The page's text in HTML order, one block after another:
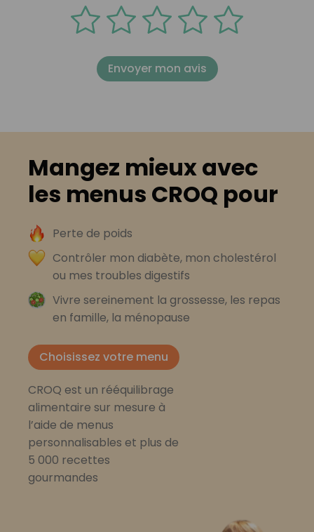
Envoyer mon avis
Mangez mieux avec
les menus CROQ pour
Perte de poids
Contrôler mon diabète, mon cholestérol
ou mes troubles digestifs
Vivre sereinement la grossesse, les repas
en famille, la ménopause
Choisissez votre menu
CROQ est un rééquilibrage
alimentaire sur mesure à
l’aide de menus
personnalisables et plus de
5 000 recettes
gourmandes